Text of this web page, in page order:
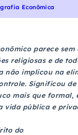
Econômica
parece
religiosas e de
não implicou na
Significou
mais que
vida pública e
do